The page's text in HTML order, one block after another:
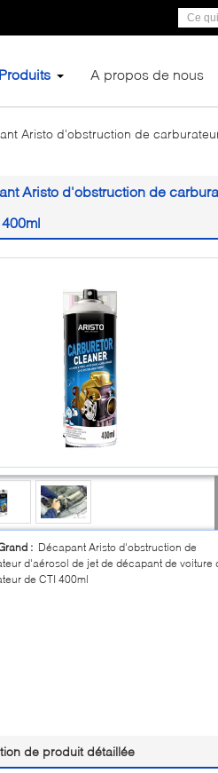
Produits A propos de nous
Aristo d'obstruction de
Aristo d'obstruction de
: Décapant Aristo d'obstruction de
d'aérosol de jet de décapant de voiture
de CTI 400ml
de produit détaillée